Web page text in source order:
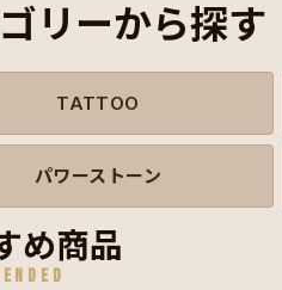
リーから探す
TATTOO
パワーストーン
め商品